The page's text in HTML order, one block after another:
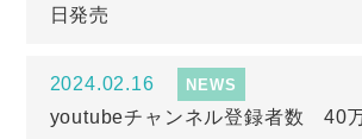
日発売
2024.02.16 NEWS
youtubeチャンネル登録者数 40